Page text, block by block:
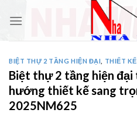
BIỆT THỰ 2 TẦNG HIỆN ĐẠI THIẾT
Biệt thự 2 tầng hiện đại
hướng thiết kế sang
2025NM625